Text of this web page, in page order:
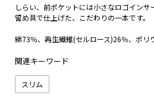
しらい、前ポケットには小さなロゴイン
留め具で仕上げた、こだわりの一本です。
綿73％、再生繊維(セルロース)26％、ポリ
関連キーワード
スリム